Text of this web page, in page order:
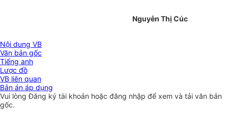
Nguyễn Thị Cúc
Nội dung VB
Văn bản gốc
Tiếng anh
Lược đồ
VB liên quan
Bản án áp dụng
Vui lòngĐăng ký tài khoản hoặc đăng nhập để xem và tải văn bản
gốc.